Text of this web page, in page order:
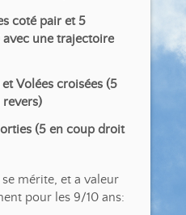
coté pair et 5
une trajectoire
Volées croisées (5
(5 en coup droit
se mérite, et a valeur
pour les 9/10 ans: